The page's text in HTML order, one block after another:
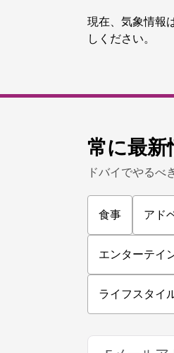
現在、気象情報
しください。
常に最
ドバイでやるべ
食事 アド
エンターテイ
ライフスタイ